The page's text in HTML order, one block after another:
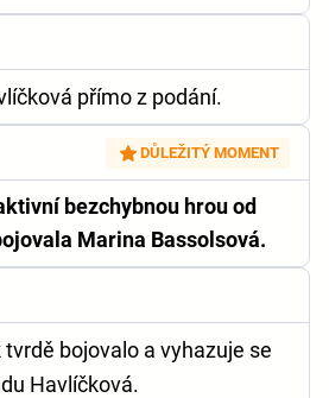
přímo z podání.
DŮLEŽITÝ MOMENT
bezchybnou hrou od
Marina Bassolsová.
bojovalo a vyhazuje se
Havlíčková.